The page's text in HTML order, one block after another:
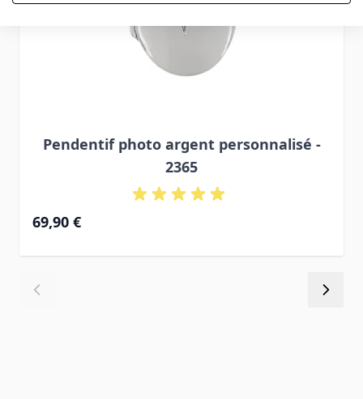
Pendentif photo argent personnalisé -
2365
69,90 €